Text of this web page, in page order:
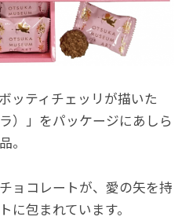
ッティチェッリが描いた
）」をパッケージにあしら
。
ョコレートが、愛の矢を持
に包まれています。